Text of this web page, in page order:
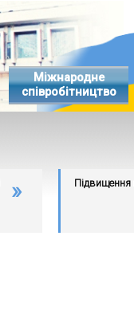
Міжнародне
співробітництво
Підвищення